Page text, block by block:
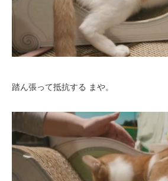
踏ん張って抵抗する まや。